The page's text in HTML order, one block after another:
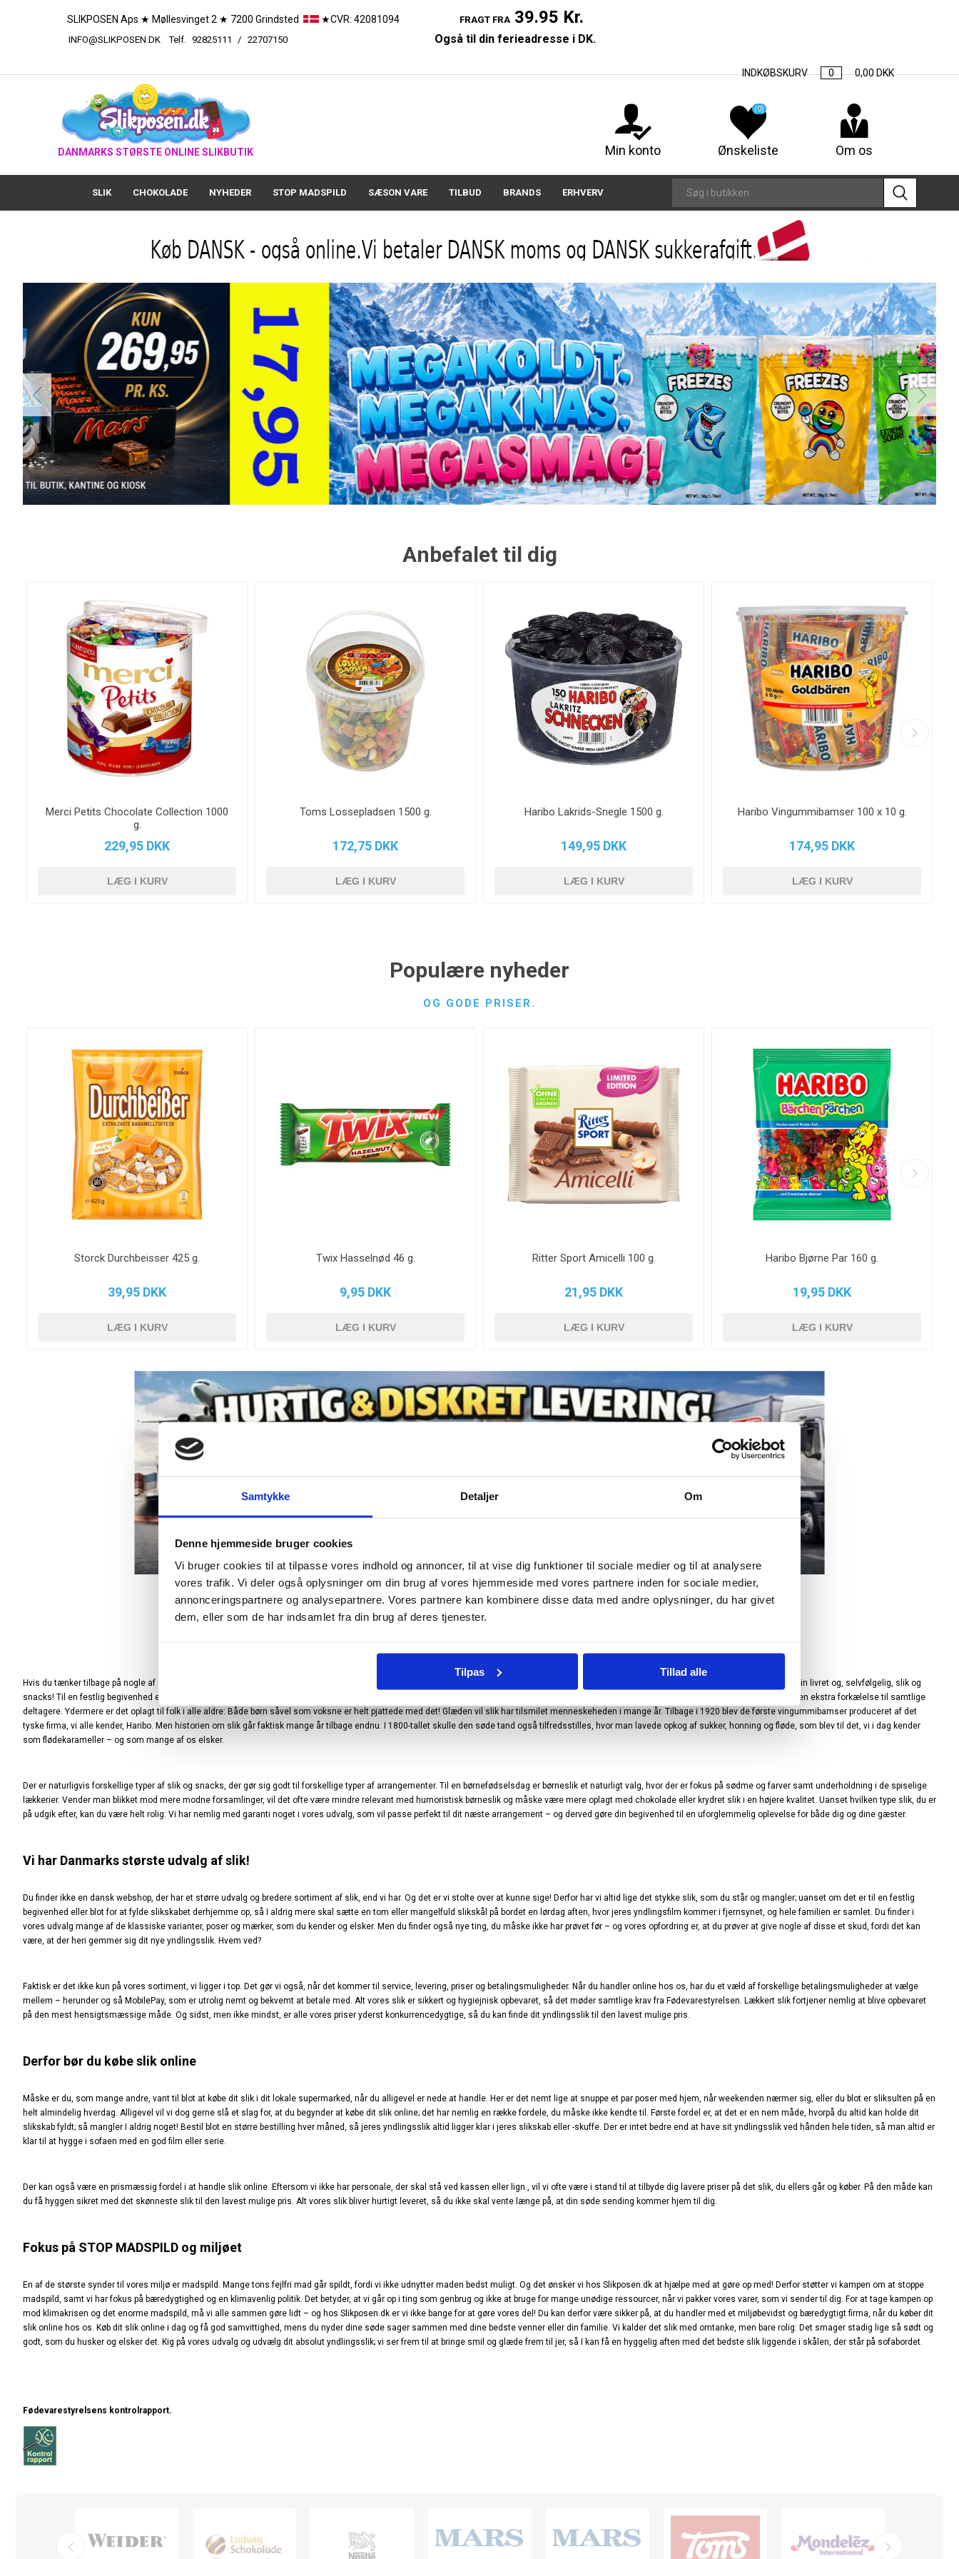
Samtykke Detaljer Om
Denne hjemmeside bruger cookies
Vi bruger cookies til at tilpasse vores indhold og annoncer, til at vise dig funktioner til sociale medier og til at analysere
vores trafik. Vi deler også oplysninger om din brug af vores hjemmeside med vores partnere inden for sociale medier,
annonceringspartnere og analysepartnere. Vores partnere kan kombinere disse data med andre oplysninger, du har givet
dem, eller som de har indsamlet fra din brug af deres tjenester.
Tilpas Tillad alle
SLIKPOSEN Aps ★ Møllesvinget 2 ★ 7200 Grindsted ★CVR: 42081094 FRAGT FRA 39.95 Kr.
INFO@SLIKPOSEN.DK Telf. 92825111 / 22707150 Også til din ferieadresse i DK.
INDKØBSKURV 0 0,00 DKK
DANMARKS STØRSTE ONLINE SLIKBUTIK Min konto Ønskeliste
(0)
Om os
SLIK CHOKOLADE NYHEDER STOP MADSPILD SÆSON VARE TILBUD BRANDS ERHVERV
Anbefalet til dig
Merci Petits Chocolate Collection 1000
g.
229,95 DKK
Toms Lossepladsen 1500 g.
172,75 DKK
Haribo Lakrids-Snegle 1500 g.
149,95 DKK
Haribo Vingummibamser 100 x 10 g.
174,95 DKK
Populære nyheder
OG GODE PRISER.
Storck Durchbeisser 425 g.
39,95 DKK
Twix Hasselnød 46 g.
9,95 DKK
Ritter Sport Amicelli 100 g.
21,95 DKK
Haribo Bjørne Par 160 g.
19,95 DKK
Slik til enhver lejlighed
Hvis du tænker tilbage på nogle af de mest fantastiske arrangementer eller lejligheder i dit liv, har de med garanti mange ting tilfælles: Dine bedste venner og den sjoveste del af din familie, måske din livret og, selvfølgelig, slik og
snacks! Til en festlig begivenhed er det nærmest helt uundgåeligt at have slik og snacks fremme, som både du og dine gæster løbende kan underholde sig med. Det sætter prikken over i’et og giver en ekstra forkælelse til samtlige
deltagere. Ydermere er det oplagt til folk i alle aldre: Både børn såvel som voksne er helt pjattede med det! Glæden vil slik har tilsmilet menneskeheden i mange år. Tilbage i 1920 blev de første vingummibamser produceret af det
tyske firma, vi alle kender, Haribo. Men historien om slik går faktisk mange år tilbage endnu. I 1800-tallet skulle den søde tand også tilfredsstilles, hvor man lavede opkog af sukker, honning og fløde, som blev til det, vi i dag kender
som flødekarameller – og som mange af os elsker.
Der er naturligvis forskellige typer af slik og snacks, der gør sig godt til forskellige typer af arrangementer. Til en børnefødselsdag er børneslik et naturligt valg, hvor der er fokus på sødme og farver samt underholdning i de spiselige
lækkerier. Vender man blikket mod mere modne forsamlinger, vil det ofte være mindre relevant med humoristisk børneslik og måske være mere oplagt med chokolade eller krydret slik i en højere kvalitet. Uanset hvilken type slik, du er
på udgik efter, kan du være helt rolig: Vi har nemlig med garanti noget i vores udvalg, som vil passe perfekt til dit næste arrangement – og derved gøre din begivenhed til en uforglemmelig oplevelse for både dig og dine gæster.
Vi har Danmarks største udvalg af slik!
Du finder ikke en dansk webshop, der har et større udvalg og bredere sortiment af slik, end vi har. Og det er vi stolte over at kunne sige! Derfor har vi altid lige det stykke slik, som du står og mangler; uanset om det er til en festlig
begivenhed eller blot for at fylde slikskabet derhjemme op, så I aldrig mere skal sætte en tom eller mangelfuld slikskål på bordet en lørdag aften, hvor jeres yndlingsfilm kommer i fjernsynet, og hele familien er samlet. Du finder i
vores udvalg mange af de klassiske varianter, poser og mærker, som du kender og elsker. Men du finder også nye ting, du måske ikke har prøvet før – og vores opfordring er, at du prøver at give nogle af disse et skud, fordi det kan
være, at der heri gemmer sig dit nye yndlingsslik. Hvem ved?
Faktisk er det ikke kun på vores sortiment, vi ligger i top. Det gør vi også, når det kommer til service, levering, priser og betalingsmuligheder. Når du handler online hos os, har du et væld af forskellige betalingsmuligheder at vælge
mellem – herunder og så MobilePay, som er utrolig nemt og bekvemt at betale med. Alt vores slik er sikkert og hygiejnisk opbevaret, så det møder samtlige krav fra Fødevarestyrelsen. Lækkert slik fortjener nemlig at blive opbevaret
på den mest hensigtsmæssige måde. Og sidst, men ikke mindst, er alle vores priser yderst konkurrencedygtige, så du kan finde dit yndlingsslik til den lavest mulige pris.
Derfor bør du købe slik online
Måske er du, som mange andre, vant til blot at købe dit slik i dit lokale supermarked, når du alligevel er nede at handle. Her er det nemt lige at snuppe et par poser med hjem, når weekenden nærmer sig, eller du blot er sliksulten på en
helt almindelig hverdag. Alligevel vil vi dog gerne slå et slag for, at du begynder at købe dit slik online; det har nemlig en række fordele, du måske ikke kendte til. Første fordel er, at det er en nem måde, hvorpå du altid kan holde dit
slikskab fyldt; så mangler I aldrig noget! Bestil blot en større bestilling hver måned, så jeres yndlingsslik altid ligger klar i jeres slikskab eller -skuffe. Der er intet bedre end at have sit yndlingsslik ved hånden hele tiden, så man altid er
klar til at hygge i sofaen med en god film eller serie.
Der kan også være en prismæssig fordel i at handle slik online. Eftersom vi ikke har personale, der skal stå ved kassen eller lign., vil vi ofte være i stand til at tilbyde dig lavere priser på det slik, du ellers går og køber. På den måde kan
du få hyggen sikret med det skønneste slik til den lavest mulige pris. Alt vores slik bliver hurtigt leveret, så du ikke skal vente længe på, at din søde sending kommer hjem til dig.
Fokus på STOP MADSPILD og miljøet
En af de største synder til vores miljø er madspild. Mange tons fejlfri mad går spildt, fordi vi ikke udnytter maden bedst muligt. Og det ønsker vi hos Slikposen.dk at hjælpe med at gøre op med! Derfor støtter vi kampen om at stoppe
madspild, samt vi har fokus på bæredygtighed og en klimavenlig politik. Det betyder, at vi går op i ting som genbrug og ikke at bruge for mange unødige ressourcer, når vi pakker vores varer, som vi sender til dig. For at tage kampen op
mod klimakrisen og det enorme madspild, må vi alle sammen gøre lidt – og hos Slikposen.dk er vi ikke bange for at gøre vores del! Du kan derfor være sikker på, at du handler med et miljøbevidst og bæredygtigt firma, når du køber dit
slik online hos os. Køb dit slik online i dag og få god samvittighed, mens du nyder dine søde sager sammen med dine bedste venner eller din familie. Vi kalder det slik med omtanke, men bare rolig: Det smager stadig lige så sødt og
godt, som du husker og elsker det. Kig på vores udvalg og udvælg dit absolut yndlingsslik; vi ser frem til at bringe smil og glæde frem til jer, så I kan få en hyggelig aften med det bedste slik liggende i skålen, der står på sofabordet.
Fødevarestyrelsens kontrolrapport.